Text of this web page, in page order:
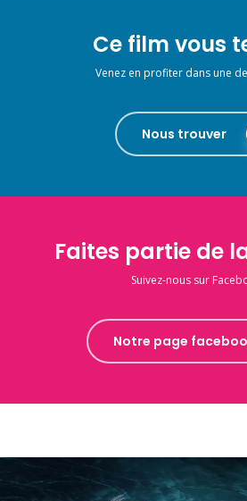
Ce film vous
Venez en profiter dans une
Nous trouver
Faites partie de
Suivez-nous sur
Notre page